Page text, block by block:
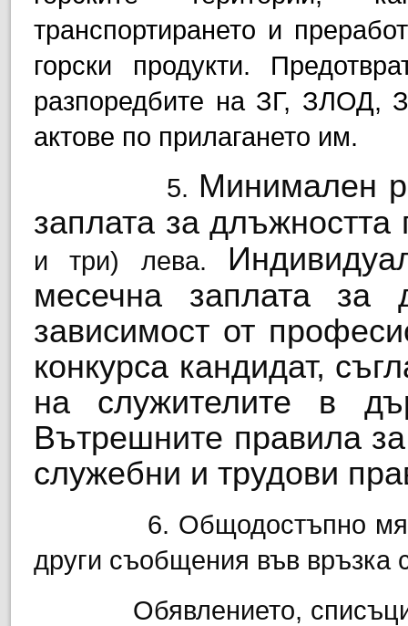
транспортирането и
горски продукти.
разпоредбите на ЗГ, ЗЛОД,
актове по прилагането им.
5. Минимален
заплата за длъжността
и три) лева.
месечна заплата за
зависимост от
конкурса кандидат,
на служителите в
Вътрешните правила
служебни и трудови
6. Общодостъпно
други съобщения във връзка
Обявлението,